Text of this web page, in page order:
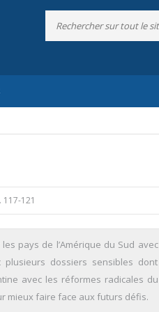
117-121
pays de l’Amérique du Sud avec
plusieurs dossiers sensibles dont
avec les réformes radicales du
mieux faire face aux futurs défis.